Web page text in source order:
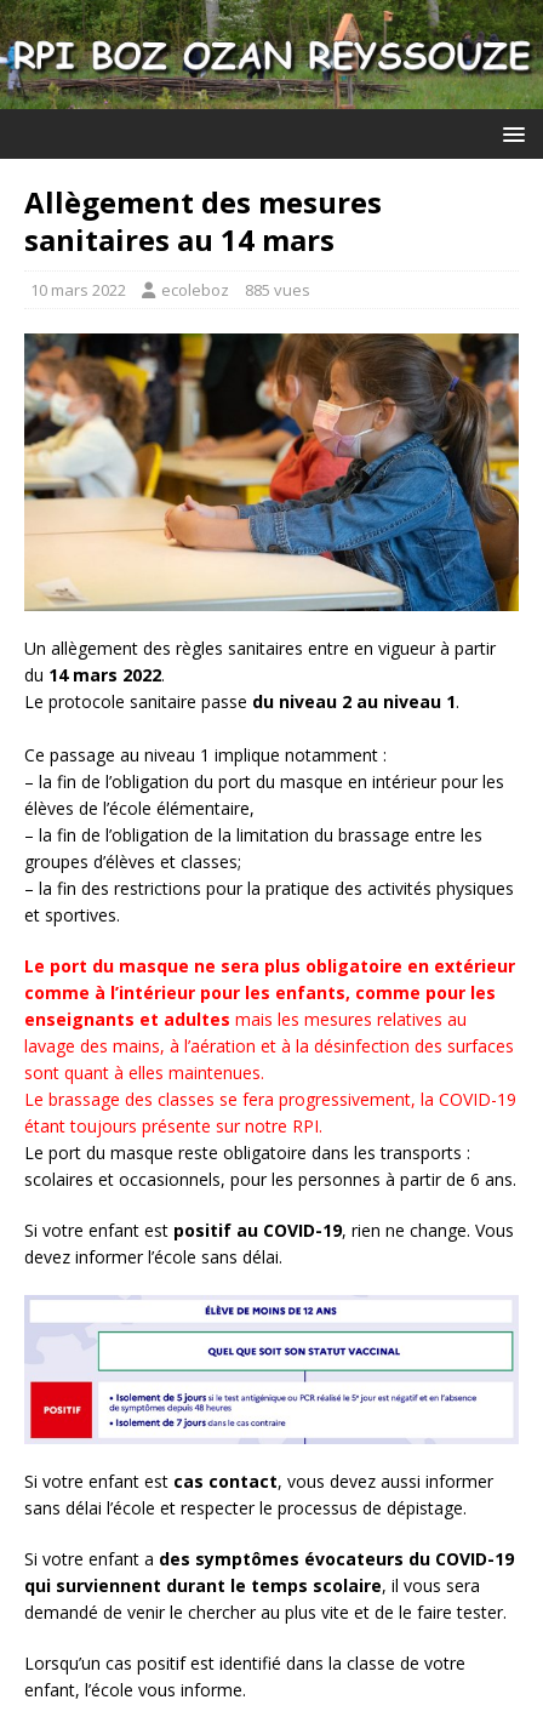
Allègement des mesures
sanitaires au 14 mars
10 mars 2022 ecoleboz 885 vues
Un allègement des règles sanitaires entre en vigueur à partir
du 14 mars 2022.
Le protocole sanitaire passe du niveau 2 au niveau 1.
Ce passage au niveau 1 implique notamment :
– la fin de l’obligation du port du masque en intérieur pour les
élèves de l’école élémentaire,
– la fin de l’obligation de la limitation du brassage entre les
groupes d’élèves et classes;
– la fin des restrictions pour la pratique des activités physiques
et sportives.
Le port du masque ne sera plus obligatoire en extérieur
comme à l’intérieur pour les enfants, comme pour les
enseignants et adultes mais les mesures relatives au
lavage des mains, à l’aération et à la désinfection des surfaces
sont quant à elles maintenues.
Le brassage des classes se fera progressivement, la COVID-19
étant toujours présente sur notre RPI.
Le port du masque reste obligatoire dans les transports :
scolaires et occasionnels, pour les personnes à partir de 6 ans.
Si votre enfant est positif au COVID-19, rien ne change. Vous
devez informer l’école sans délai.
Si votre enfant est cas contact, vous devez aussi informer
sans délai l’école et respecter le processus de dépistage.
Si votre enfant a des symptômes évocateurs du COVID-19
qui surviennent durant le temps scolaire, il vous sera
demandé de venir le chercher au plus vite et de le faire tester.
Lorsqu’un cas positif est identifié dans la classe de votre
enfant, l’école vous informe.